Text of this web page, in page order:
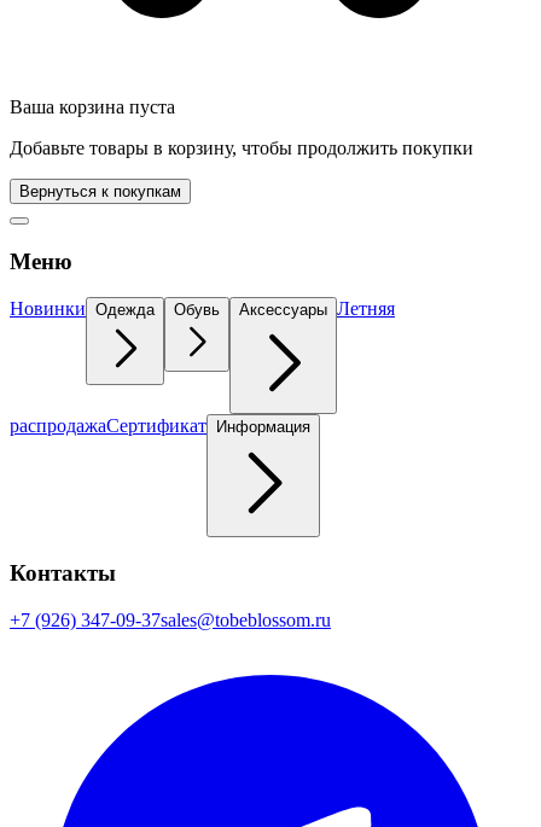
Ваша корзина пуста
Добавьте товары в корзину, чтобы продолжить покупки
Вернуться к покупкам
Меню
Новинки Одежда Обувь Аксессуары Летняя
распродажаСертификат Информация
Контакты
+7 (926) 347-09-37sales@tobeblossom.ru